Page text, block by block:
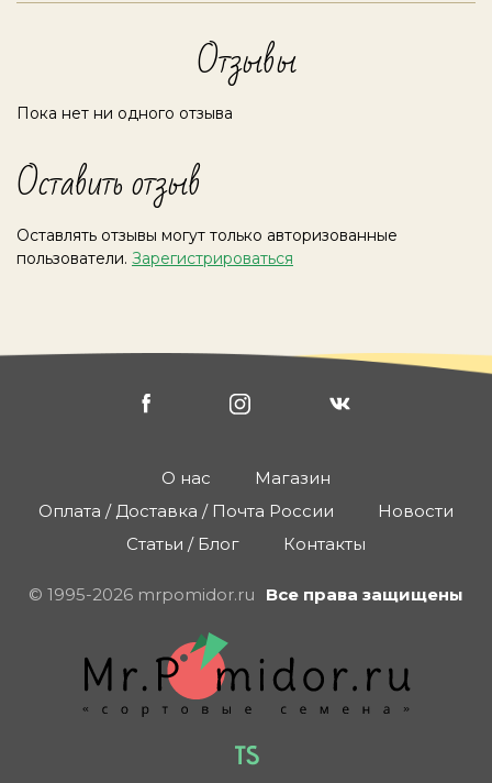
Отзывы
Пока нет ни одного отзыва
Оставить отзыв
Оставлять отзывы могут только авторизованные
пользователи. Зарегистрироваться
О нас
Магазин
Оплата / Доставка / Почта России
Новости
Статьи / Блог
Контакты
© 1995-2026 mrpomidor.ru Все права защищены